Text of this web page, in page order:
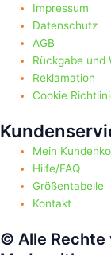
Impressum
Datenschutz
AGB
Rückgabe und
Reklamation
Cookie
Mein
Hilfe/FAQ
Größentabelle
Kontakt
© Alle Rechte